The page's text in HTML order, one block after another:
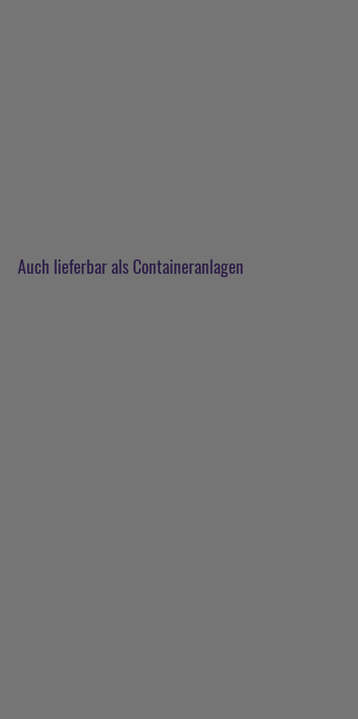
Auch lieferbar als Containeranlagen